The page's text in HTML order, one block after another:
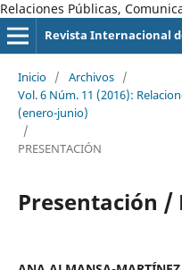
Relaciones Públicas,
Revista Internacional
Inicio / Archivos /
Vol. 6 Núm. 11 (2016):
(enero-junio)
/
PRESENTACIÓN
Presentación /